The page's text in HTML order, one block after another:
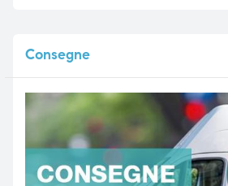
Consegne